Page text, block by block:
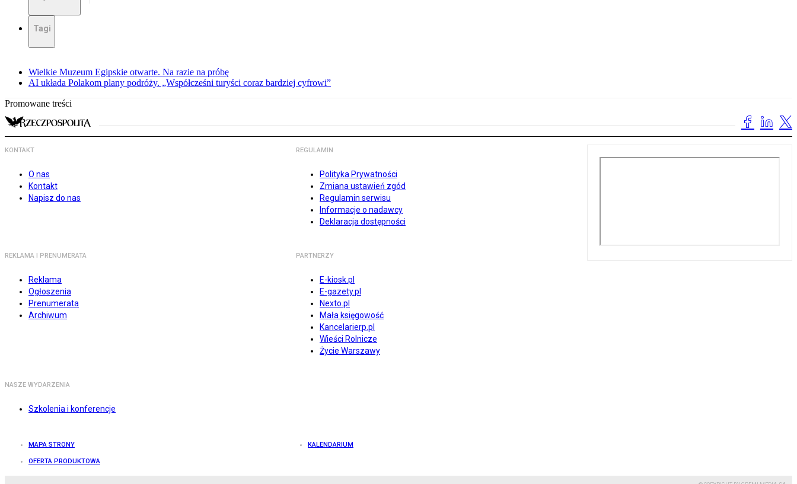
Tagi
Wielkie Muzeum Egipskie otwarte. Na razie na próbę
AI układa Polakom plany podróży. „Współcześni turyści coraz bardziej cyfrowi”
Promowane treści
KONTAKT
O nas
Kontakt
Napisz do nas
REGULAMIN
Polityka Prywatności
Zmiana ustawień zgód
Regulamin serwisu
Informacje o nadawcy
Deklaracja dostępności
REKLAMA I PRENUMERATA
Reklama
Ogłoszenia
Prenumerata
Archiwum
PARTNERZY
E-kiosk.pl
E-gazety.pl
Nexto.pl
Mała księgowość
Kancelarierp.pl
Wieści Rolnicze
Życie Warszawy
NASZE WYDARZENIA
Szkolenia i konferencje
MAPA STRONY KALENDARIUM
OFERTA PRODUKTOWA